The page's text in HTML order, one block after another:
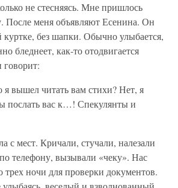
не стесняясь. Мне пришлось
После меня объявляют Есенина. Он
без шапки. Обычно улыбается,
бледнеет, как-то отодвигается
говорит:
вышел читать вам стихи? Нет, я
послать вас к…! Спекулянты и
с мест. Кричали, стучали, налезали
телефону, вызывали «чеку». Нас
трех ночи для проверки документов.